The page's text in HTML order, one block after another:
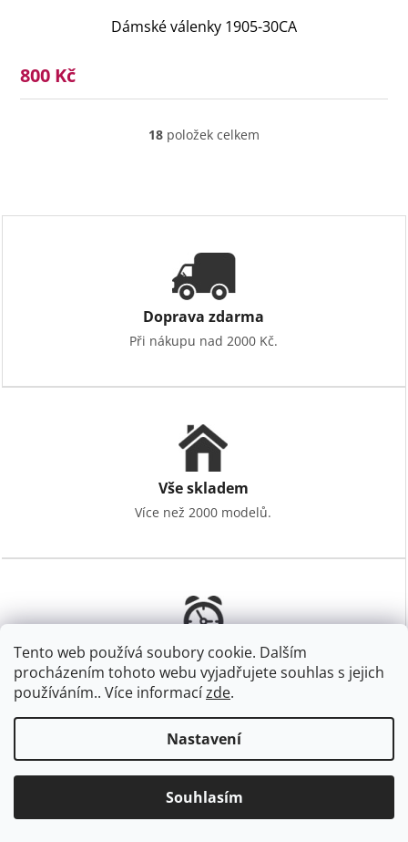
Tento web používá soubory cookie. Dalším
procházením tohoto webu vyjadřujete souhlas s jejich
používáním.. Více informacízde.
Nastavení
Souhlasím
Dámské válenky 1905-30CA
800 Kč
O
d
p
r
v
y
ý
i
s
u
18položek celkem
Doprava zdarma
Při nákupu nad 2000 Kč.
Vše skladem
Více než 2000 modelů.
Rychlé doručení
Odesíláme ihned.